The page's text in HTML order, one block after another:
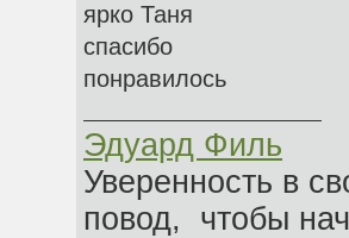
ярко Таня
спасибо
понравилось
Эдуард Филь
Уверенность в
повод, чтобы